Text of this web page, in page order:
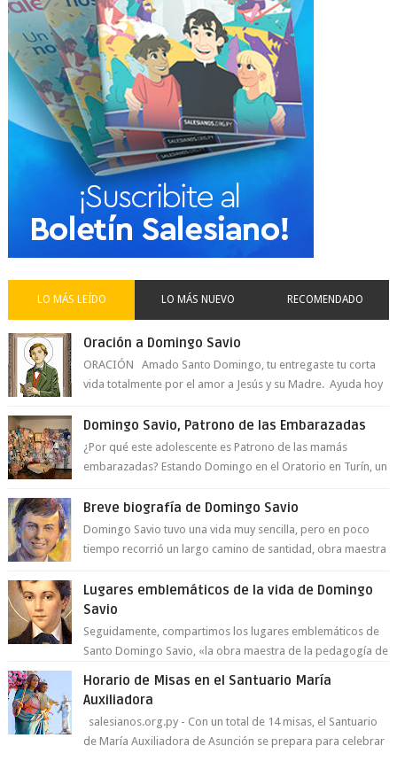
LO MÁS LEÍDO LO MÁS NUEVO RECOMENDADO
Oración a Domingo Savio
ORACIÓN Amado Santo Domingo, tu entregaste tu corta
vida totalmente por el amor a Jesús y su Madre. Ayuda hoy
Domingo Savio, Patrono de las Embarazadas
¿Por qué este adolescente es Patrono de las mamás
embarazadas? Estando Domingo en el Oratorio en Turín, un
Breve biografía de Domingo Savio
Domingo Savio tuvo una vida muy sencilla, pero en poco
tiempo recorrió un largo camino de santidad, obra maestra
Lugares emblemáticos de la vida de Domingo
Savio
Seguidamente, compartimos los lugares emblemáticos de
Santo Domingo Savio, «la obra maestra de la pedagogía de
Horario de Misas en el Santuario María
Auxiliadora
salesianos.org.py - Con un total de 14 misas, el Santuario
de María Auxiliadora de Asunción se prepara para celebrar